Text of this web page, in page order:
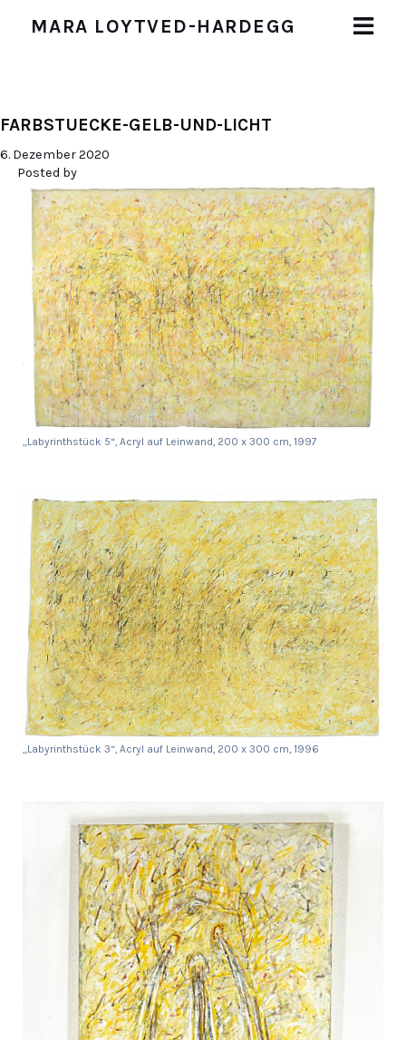
MARA LOYTVED-HARDEGG
BIOGRAFIE
WERKE
Malerei
Zeichnungen und Collagen
Malaktion (1983)
Objekte
Installationen
AUSSTELLUNGEN
PUBLIKATIONEN
IMPRESSUM
FARBSTUECKE-GELB-UND-LICHT
6. Dezember 2020
Posted by
„Labyrinthstück 5“, Acryl auf Leinwand, 200 x 300 cm, 1997
„Labyrinthstück 3“, Acryl auf Leinwand, 200 x 300 cm, 1996